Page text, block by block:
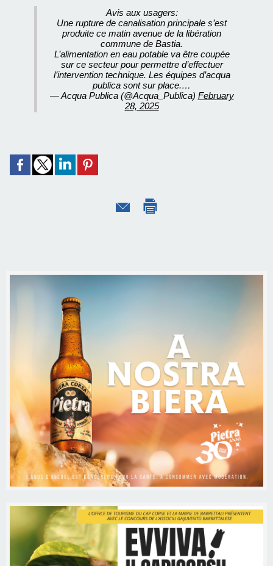
Avis aux usagers:
Une rupture de canalisation principale s’est
produite ce matin avenue de la libération
commune de Bastia.
L’alimentation en eau potable va être coupée
sur ce secteur pour permettre d’effectuer
l’intervention technique. Les équipes d’acqua
publica sont sur place.…
— Acqua Publica (@Acqua_Publica) February
28, 2025